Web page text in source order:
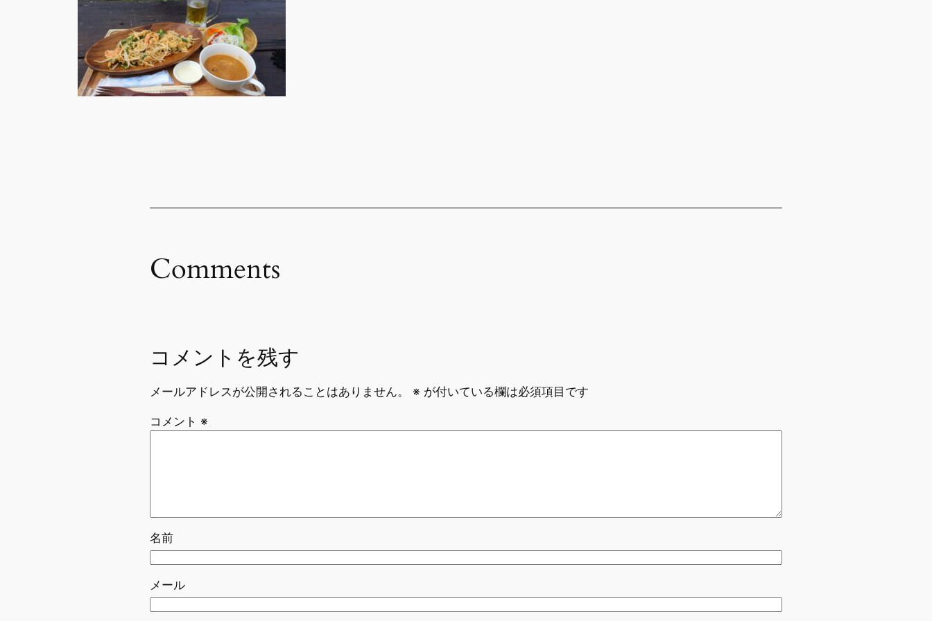
Comments
コメントを残す
メールアドレスが公開されることはありません。 ※ が付いている欄は必須項目です
コメント ※
名前
メール